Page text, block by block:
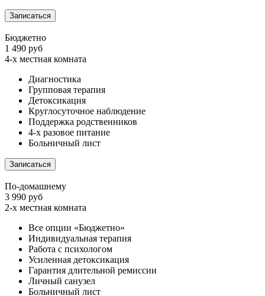
Записаться
Бюджетно
1 490 руб
4-х местная комната
Диагностика
Групповая терапия
Детоксикация
Круглосуточное наблюдение
Поддержка родственников
4-х разовое питание
Больничный лист
Записаться
По-домашнему
3 990 руб
2-х местная комната
Все опции «Бюджетно»
Индивидуальная терапия
Работа с психологом
Усиленная детоксикация
Гарантия длительной ремиссии
Личный санузел
Больничный лист